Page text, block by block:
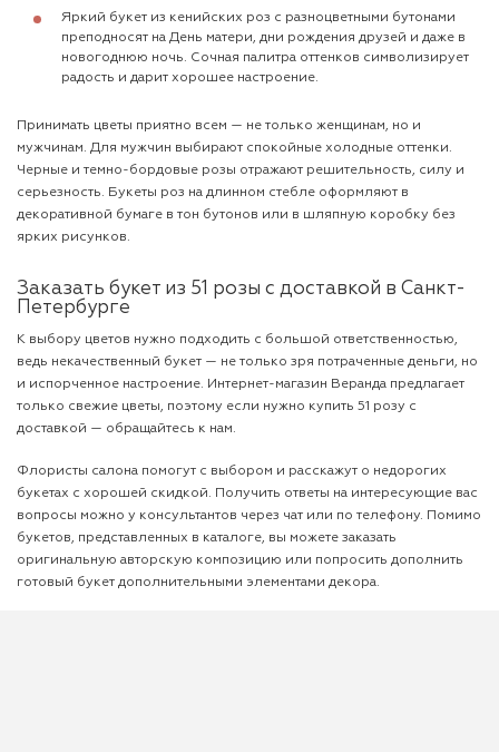
Яркий букет из кенийских роз с разноцветными бутонами
преподносят на День матери, дни рождения друзей и даже в
новогоднюю ночь. Сочная палитра оттенков символизирует
радость и дарит хорошее настроение.
Принимать цветы приятно всем — не только женщинам, но и
мужчинам. Для мужчин выбирают спокойные холодные оттенки.
Черные и темно-бордовые розы отражают решительность, силу и
серьезность. Букеты роз на длинном стебле оформляют в
декоративной бумаге в тон бутонов или в шляпную коробку без
ярких рисунков.
Заказать букет из 51 розы с доставкой в Санкт-
Петербурге
К выбору цветов нужно подходить с большой ответственностью,
ведь некачественный букет — не только зря потраченные деньги, но
и испорченное настроение. Интернет-магазин Веранда предлагает
только свежие цветы, поэтому если нужно купить 51 розу с
доставкой — обращайтесь к нам.
Флористы салона помогут с выбором и расскажут о недорогих
букетах с хорошей скидкой. Получить ответы на интересующие вас
вопросы можно у консультантов через чат или по телефону. Помимо
букетов, представленных в каталоге, вы можете заказать
оригинальную авторскую композицию или попросить дополнить
готовый букет дополнительными элементами декора.